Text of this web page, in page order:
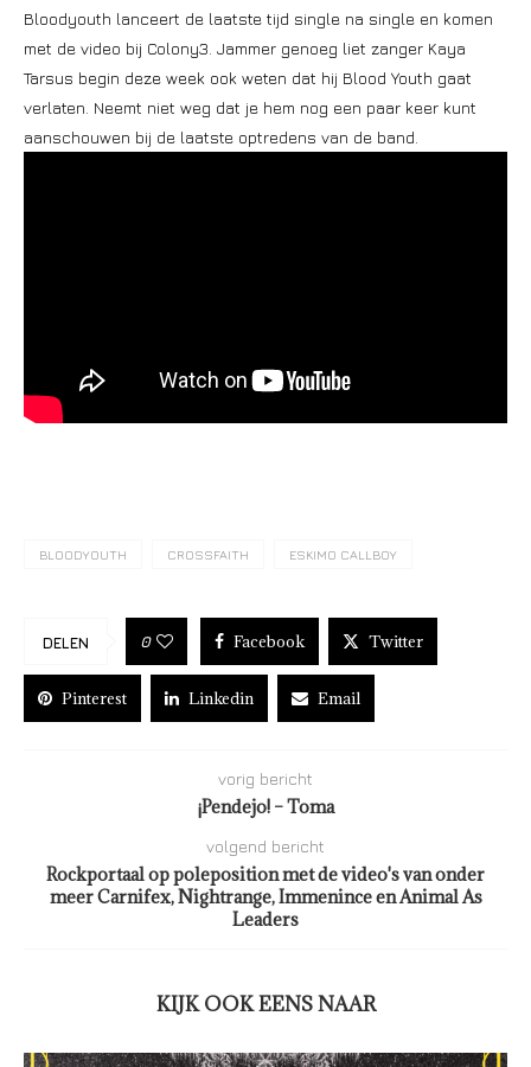
Bloodyouth lanceert de laatste tijd single na single en komen
met de video bij Colony3. Jammer genoeg liet zanger Kaya
Tarsus begin deze week ook weten dat hij Blood Youth gaat
verlaten. Neemt niet weg dat je hem nog een paar keer kunt
aanschouwen bij de laatste optredens van de band.
BLOODYOUTH CROSSFAITH ESKIMO CALLBOY
DELEN 0 Facebook Twitter
Pinterest Linkedin Email
vorig bericht
¡Pendejo! – Toma
volgend bericht
Rockportaal op poleposition met de video's van onder
meer Carnifex, Nightrange, Immenince en Animal As
Leaders
KIJK OOK EENS NAAR